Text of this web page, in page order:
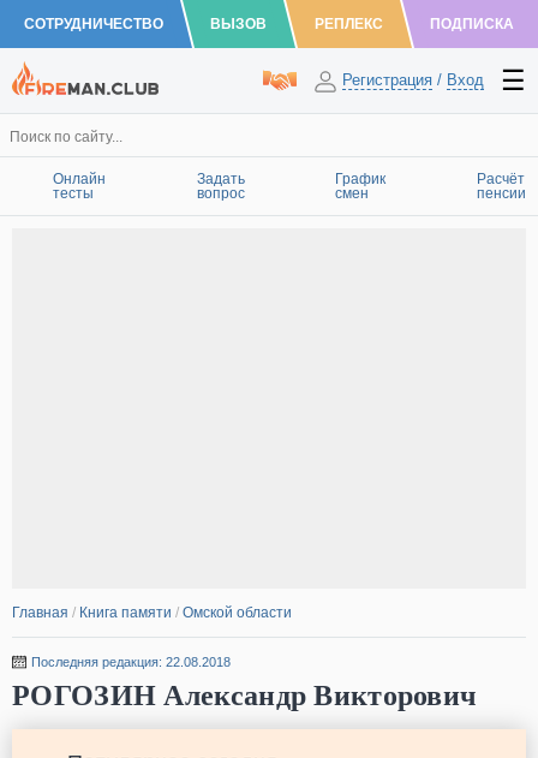
СОТРУДНИЧЕСТВО ВЫЗОВ РЕПЛЕКС ПОДПИСКА
Регистрация / Вход
Онлайн
тесты
Задать
вопрос
График
смен
Расчёт
пенсии
Главная / Книга памяти / Омской области
Последняя редакция: 22.08.2018
РОГОЗИН Александр Викторович